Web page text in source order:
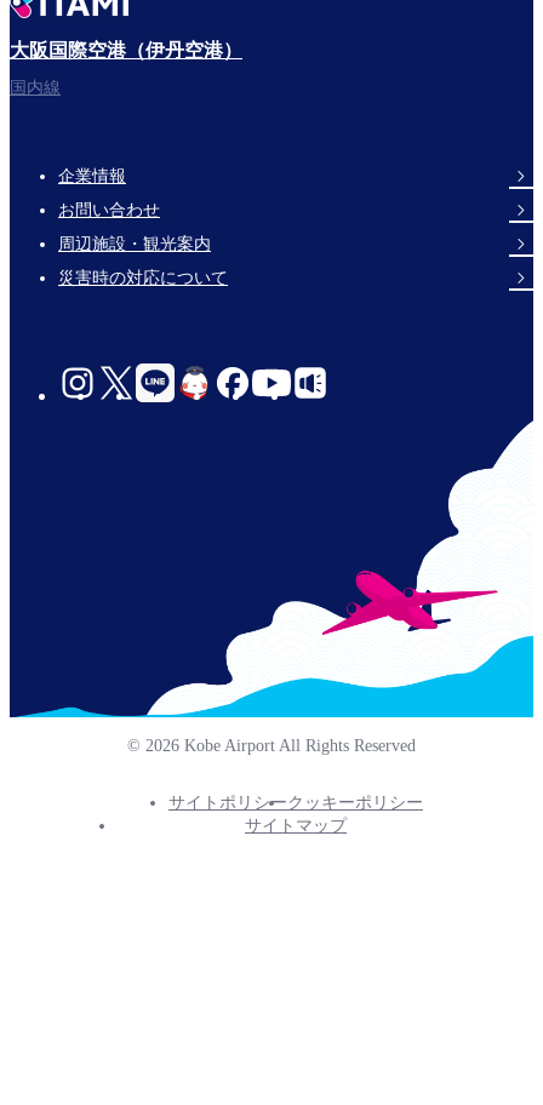
大阪国際空港（伊丹空港）
国内線
Footer
Links
企業情報
お問い合わせ
周辺施設・観光案内
災害時の対応について
social-
© 2026 Kobe Airport All Rights Reserved
サイトポリシークッキーポリシー
サイトマップ